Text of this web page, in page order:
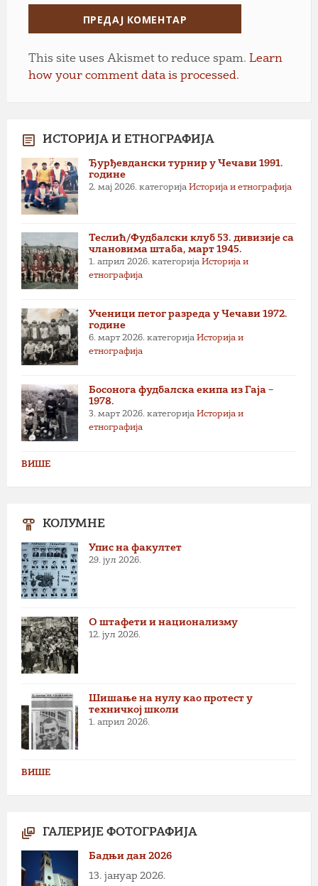
This site uses Akismet to reduce spam. Learn
how your comment data is processed.
ИСТОРИЈА И ЕТНОГРАФИЈА
Ђурђевдански турнир у Чечави 1991.
године
2. мај 2026. категорија Историја и етнографија
Теслић/Фудбалски клуб 53. дивизије са
члановима штаба, март 1945.
1. април 2026. категорија Историја и
етнографија
Ученици петог разреда у Чечави 1972.
године
6. март 2026. категорија Историја и
етнографија
Босонога фудбалска екипа из Гаја –
1978.
3. март 2026. категорија Историја и
етнографија
ВИШЕ
КОЛУМНЕ
Упис на факултет
29. јул 2026.
О штафети и национализму
12. јул 2026.
Шишање на нулу као протест у
техничкој школи
1. април 2026.
ВИШЕ
ГАЛЕРИЈЕ ФОТОГРАФИЈА
Бадњи дан 2026
13. јануар 2026.